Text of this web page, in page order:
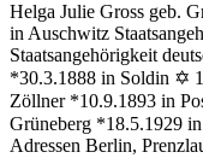
Helga Julie Gross geb.
in Auschwitz
Staatsangehörigkeit
*30.3.1888 in Soldin ✡
Zöllner *10.9.1893 in
Grüneberg *18.5.1929
Adressen Berlin,